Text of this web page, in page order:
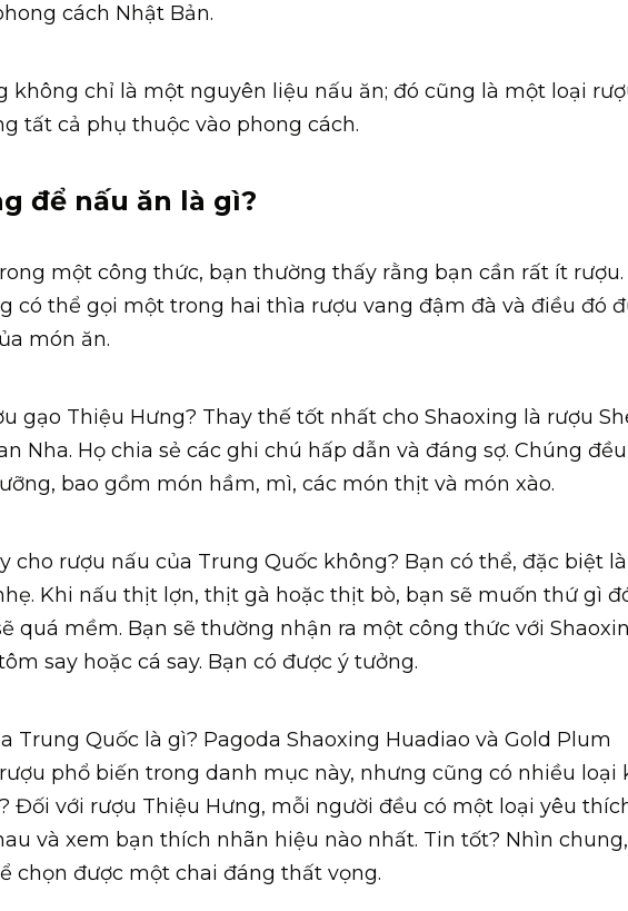
cách Nhật Bản.
không chỉ là một nguyên liệu nấu ăn; đó cũng là một loại
tất cả phụ thuộc vào phong cách.
để nấu ăn là gì?
một công thức, bạn thường thấy rằng bạn cần rất ít rượu.
có thể gọi một trong hai thìa rượu vang đậm đà và điều đó
món ăn.
gạo Thiệu Hưng? Thay thế tốt nhất cho Shaoxing là rượu
Nha. Họ chia sẻ các ghi chú hấp dẫn và đáng sợ. Chúng
bao gồm món hầm, mì, các món thịt và món xào.
cho rượu nấu của Trung Quốc không? Bạn có thể, đặc biệt
Khi nấu thịt lợn, thịt gà hoặc thịt bò, bạn sẽ muốn thứ gì
quá mềm. Bạn sẽ thường nhận ra một công thức với
say hoặc cá say. Bạn có được ý tưởng.
Trung Quốc là gì? Pagoda Shaoxing Huadiao và Gold Plum
phổ biến trong danh mục này, nhưng cũng có nhiều loại
Đối với rượu Thiệu Hưng, mỗi người đều có một loại yêu
và xem bạn thích nhãn hiệu nào nhất. Tin tốt? Nhìn
chọn được một chai đáng thất vọng.